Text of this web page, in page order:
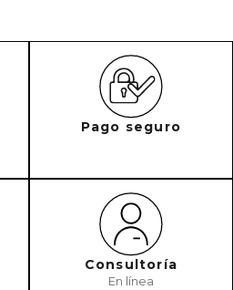
Pago seguro
Consultoría
En línea